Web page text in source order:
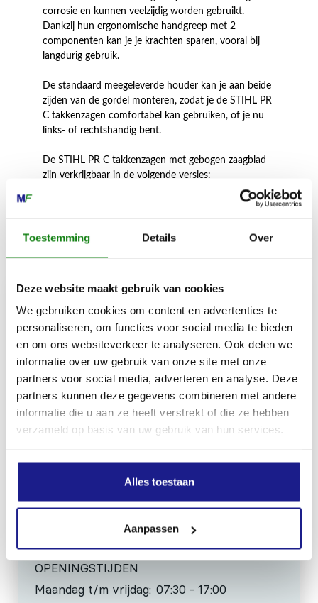
Toestemming Details Over
Deze website maakt gebruik van cookies
We gebruiken cookies om content en advertenties te
personaliseren, om functies voor social media te bieden
en om ons websiteverkeer te analyseren. Ook delen we
informatie over uw gebruik van onze site met onze
partners voor social media, adverteren en analyse. Deze
partners kunnen deze gegevens combineren met andere
informatie die u aan ze heeft verstrekt of die ze hebben
verzameld op basis van uw gebruik van hun services.
Alles toestaan
Aanpassen
corrosie en kunnen veelzijdig worden gebruikt.
Dankzij hun ergonomische handgreep met 2
componenten kan je je krachten sparen, vooral bij
langdurig gebruik.
De standaard meegeleverde houder kan je aan beide
zijden van de gordel monteren, zodat je de STIHL PR
C takkenzagen comfortabel kan gebruiken, of je nu
links- of rechtshandig bent.
De STIHL PR C takkenzagen met gebogen zaagblad
zijn verkrijgbaar in de volgende versies:
MECHANISATIE FRANEKER
Kiehoek 26
8801 RD Franeker
0517-396800
Bij storing:06-83139573
OPENINGSTIJDEN
Maandag t/m vrijdag: 07:30 - 17:00